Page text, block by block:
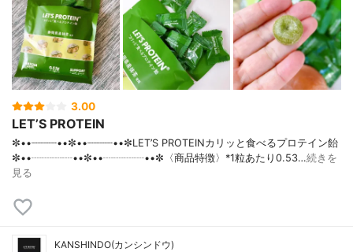
3.00
LET’S PROTEIN
✼••┈┈┈┈••✼••┈┈┈┈••✼LET’S PROTEINカリッと食べるプロテイン飴
✼••┈┈┈┈••✼••┈┈┈┈••✼〈商品特徴〉*1粒あたり0.53…続きを
見る
KANSHINDO(カンシンドウ)